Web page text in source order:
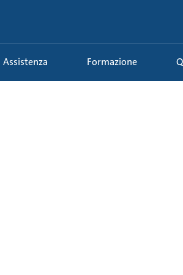
Assistenza Formazione